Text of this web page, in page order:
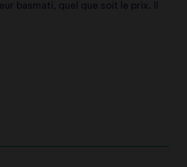
basmati, quel que soit le prix. Il